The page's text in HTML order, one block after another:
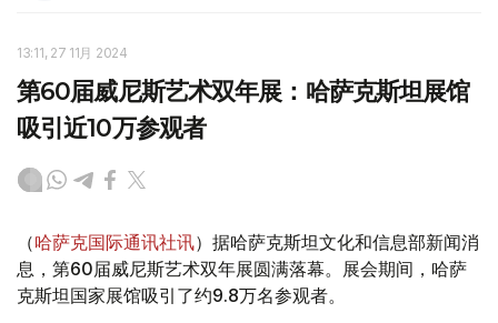
13:11, 27 11月 2024
第60届威尼斯艺术双年展：哈萨克斯坦展馆
吸引近10万参观者
（哈萨克国际通讯社讯）据哈萨克斯坦文化和信息部新闻消
息，第60届威尼斯艺术双年展圆满落幕。展会期间，哈萨
克斯坦国家展馆吸引了约9.8万名参观者。